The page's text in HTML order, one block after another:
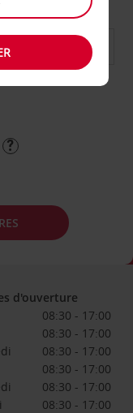
RETOUR
d'ouverture
08:30 - 17:00
08:30 - 17:00
08:30 - 17:00
08:30 - 17:00
08:30 - 17:00
08:30 - 17:00